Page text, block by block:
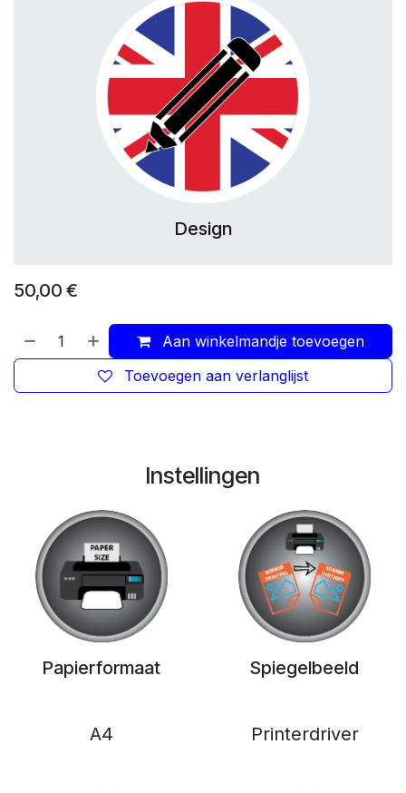
Design
50,00 €
Aan winkelmandje toevoegen
Toevoegen aan verlanglijst
Instellingen
Papierformaat
A4
Spiegelbeeld
Printerdriver